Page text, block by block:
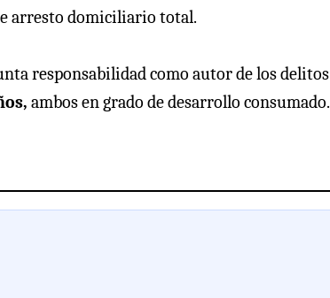
arresto domiciliario total.
responsabilidad como autor de los delitos
ambos en grado de desarrollo consumado.